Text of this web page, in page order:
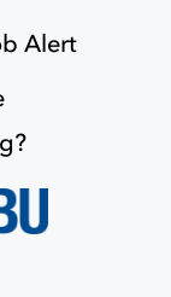
Alert